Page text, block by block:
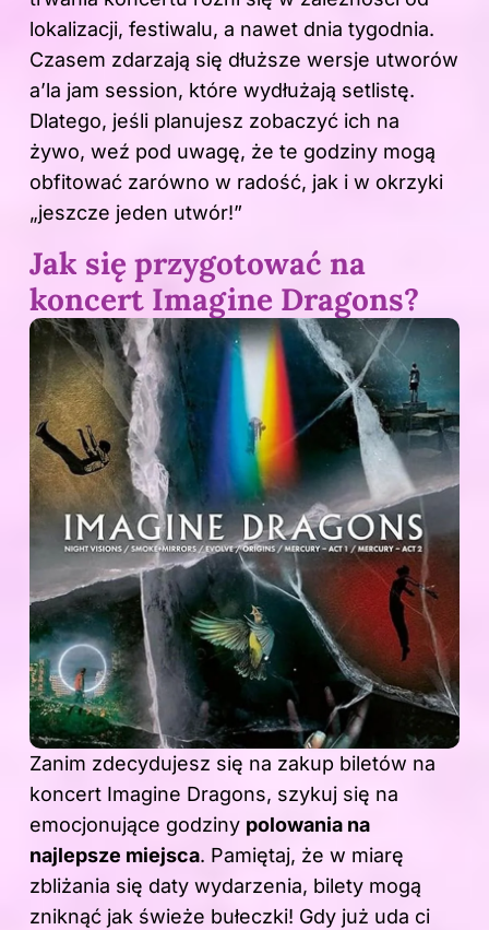
lokalizacji, festiwalu, a nawet dnia tygodnia.
Czasem zdarzają się dłuższe wersje utworów
a’la jam session, które wydłużają setlistę.
Dlatego, jeśli planujesz zobaczyć ich na
żywo, weź pod uwagę, że te godziny mogą
obfitować zarówno w radość, jak i w okrzyki
„jeszcze jeden utwór!”
Jak się przygotować na
koncert Imagine Dragons?
Zanim zdecydujesz się na zakup biletów na
koncert Imagine Dragons, szykuj się na
emocjonujące godziny polowania na
najlepsze miejsca. Pamiętaj, że w miarę
zbliżania się daty wydarzenia, bilety mogą
zniknąć jak świeże bułeczki! Gdy już uda ci